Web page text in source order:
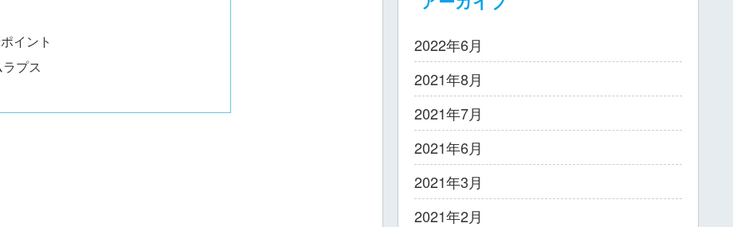
イント
プス
2022年6月
2021年8月
2021年7月
2021年6月
2021年3月
2021年2月